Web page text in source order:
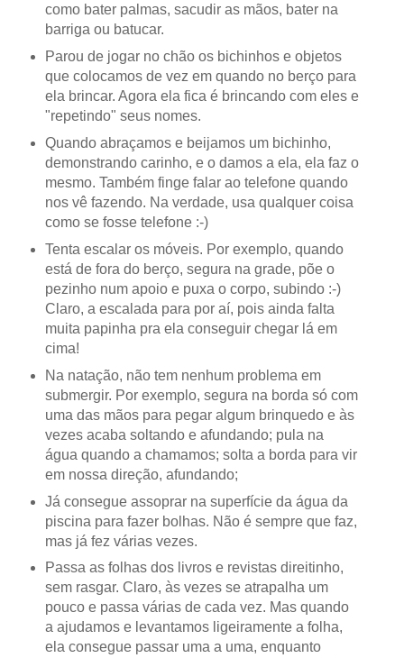
como bater palmas, sacudir as mãos, bater na
barriga ou batucar.
Parou de jogar no chão os bichinhos e objetos
que colocamos de vez em quando no berço para
ela brincar. Agora ela fica é brincando com eles e
"repetindo" seus nomes.
Quando abraçamos e beijamos um bichinho,
demonstrando carinho, e o damos a ela, ela faz o
mesmo. Também finge falar ao telefone quando
nos vê fazendo. Na verdade, usa qualquer coisa
como se fosse telefone :-)
Tenta escalar os móveis. Por exemplo, quando
está de fora do berço, segura na grade, põe o
pezinho num apoio e puxa o corpo, subindo :-)
Claro, a escalada para por aí, pois ainda falta
muita papinha pra ela conseguir chegar lá em
cima!
Na natação, não tem nenhum problema em
submergir. Por exemplo, segura na borda só com
uma das mãos para pegar algum brinquedo e às
vezes acaba soltando e afundando; pula na
água quando a chamamos; solta a borda para vir
em nossa direção, afundando;
Já consegue assoprar na superfície da água da
piscina para fazer bolhas. Não é sempre que faz,
mas já fez várias vezes.
Passa as folhas dos livros e revistas direitinho,
sem rasgar. Claro, às vezes se atrapalha um
pouco e passa várias de cada vez. Mas quando
a ajudamos e levantamos ligeiramente a folha,
ela consegue passar uma a uma, enquanto